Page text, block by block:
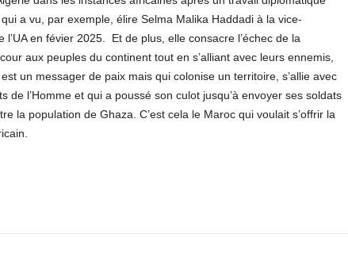
a vu, par exemple, élire Selma Malika Haddadi à la vice-
l’UA en févier 2025. Et de plus, elle consacre l’échec de la
aux peuples du continent tout en s’alliant avec leurs ennemis,
un messager de paix mais qui colonise un territoire, s’allie avec
de l’Homme et qui a poussé son culot jusqu’à envoyer ses soldats
la population de Ghaza. C’est cela le Maroc qui voulait s’offrir la